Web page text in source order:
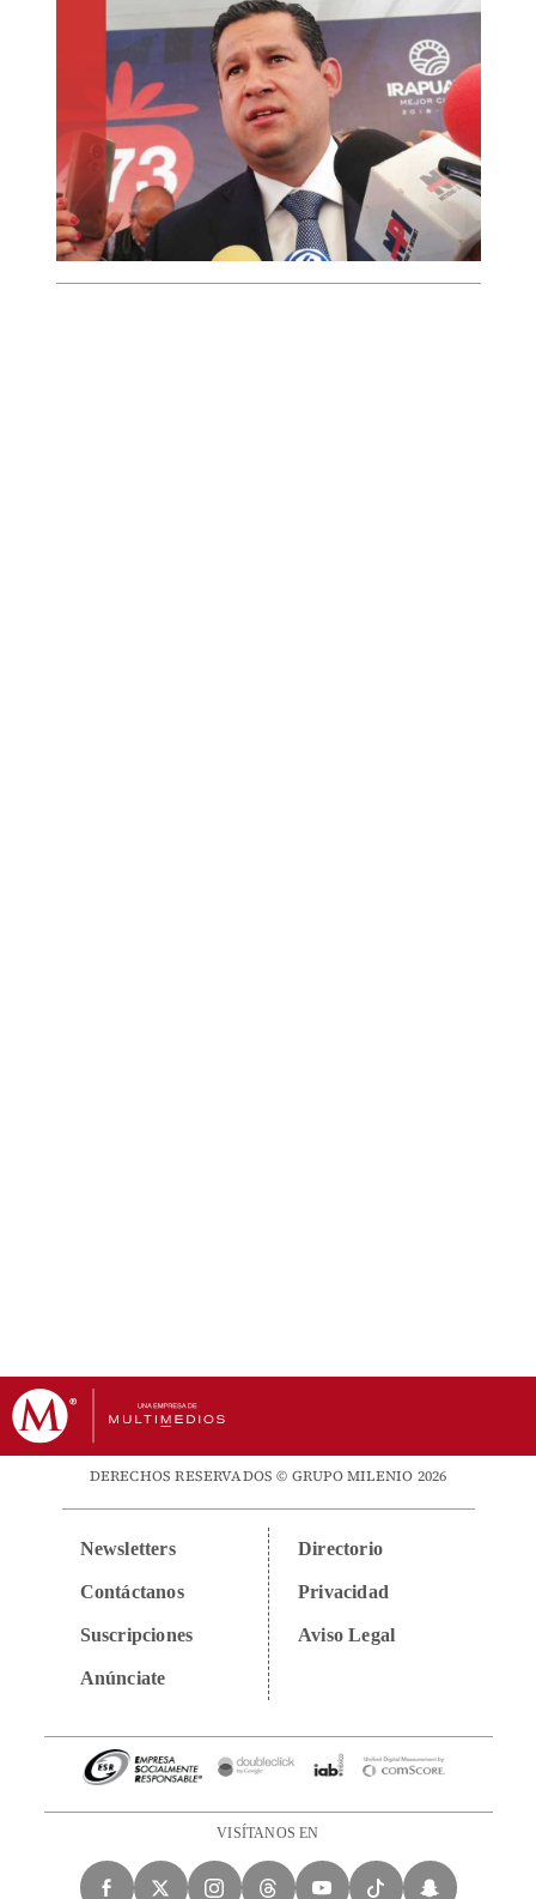
DERECHOS RESERVADOS © GRUPO MILENIO 2026
Newsletters
Contáctanos
Suscripciones
Anúnciate
Directorio
Privacidad
Aviso Legal
VISÍTANOS EN